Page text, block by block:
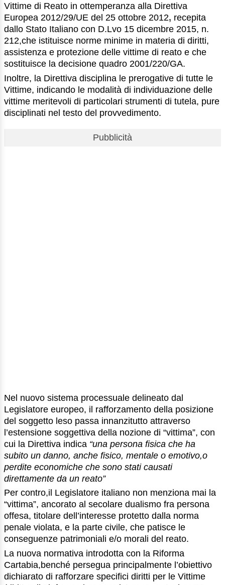
Vittime di Reato in ottemperanza alla Direttiva
Europea 2012/29/UE del 25 ottobre 2012, recepita
dallo Stato Italiano con D.Lvo 15 dicembre 2015, n.
212,che istituisce norme minime in materia di diritti,
assistenza e protezione delle vittime di reato e che
sostituisce la decisione quadro 2001/220/GA.
Inoltre, la Direttiva disciplina le prerogative di tutte le
Vittime, indicando le modalità di individuazione delle
vittime meritevoli di particolari strumenti di tutela, pure
disciplinati nel testo del provvedimento.
Pubblicità
Nel nuovo sistema processuale delineato dal
Legislatore europeo, il rafforzamento della posizione
del soggetto leso passa innanzitutto attraverso
l’estensione soggettiva della nozione di “vittima”, con
cui la Direttiva indica “una persona fisica che ha
subito un danno, anche fisico, mentale o emotivo,o
perdite economiche che sono stati causati
direttamente da un reato”
Per contro,il Legislatore italiano non menziona mai la
“vittima”, ancorato al secolare dualismo fra persona
offesa, titolare dell’interesse protetto dalla norma
penale violata, e la parte civile, che patisce le
conseguenze patrimoniali e/o morali del reato.
La nuova normativa introdotta con la Riforma
Cartabia,benché persegua principalmente l’obiettivo
dichiarato di rafforzare specifici diritti per le Vittime